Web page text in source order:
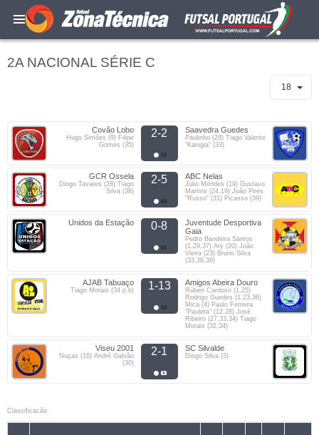
2A NACIONAL SÉRIE C
18
Covão Lobo
Hugo Simões (9) Filipe
Gomes (35)
2-2 Saavedra Guedes
Paulinho (28) Tiago Valente
"Kanigia" (33)
GCR Ossela
Diogo Tavares (28) Tiago
Silva (38)
2-5 ABC Nelas
Júlio Mendes (19) Gustavo
Martins (24,19) João Pires
"Russo" (31) Picasso (39)
Unidos da Estação 0-8
Juventude Desportiva
Gaia
Pedro Bandeira Santos
(1,29,37) Ary (20) João
Vieira (23) Bruno Silva
(33,38,39)
AJAB Tabuaço
Tiago Morais (34 p.b) 1-13 Amigos Abeira Douro
Rúben Cardoso (1,25)
Rodrigo Guedes (1,23,36)
Mica (4) Paulo Ferreira
"Pauleta" (12,28) José
Ribeiro (27,33,34) Tiago
Morais (32,34)
Viseu 2001
Nuças (16) André Galvão
(30)
2-1 SC Silvalde
Diogo Silva (3)
Classificacão